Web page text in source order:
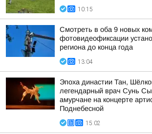
10:15
Смотреть в оба 9 новых
фотовидеофиксации
региона до конца года
13:04
Эпоха династии Тан,
легендарный врач Сунь
амурчане на концерте
Поднебесной
15:02